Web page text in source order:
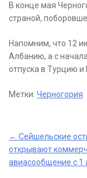
В конце мая
страной,
Напомним, что 12
Албанию, а с
отпуска в Турцию и
Метки: Черногория
Post
← Сейшельские
открывают
авиасообщение с 1